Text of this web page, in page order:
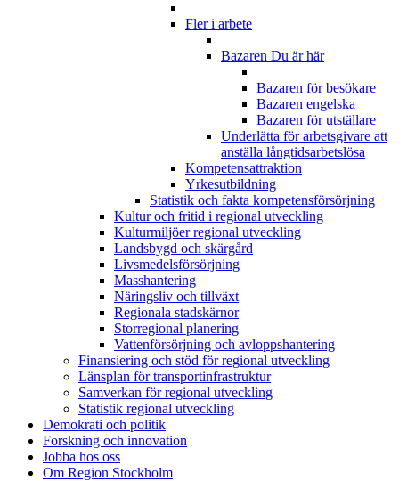
Fler i arbete
Bazaren Du är här
Bazaren för besökare
Bazaren engelska
Bazaren för utställare
Underlätta för arbetsgivare att
anställa långtidsarbetslösa
Kompetensattraktion
Yrkesutbildning
Statistik och fakta kompetensförsörjning
Kultur och fritid i regional utveckling
Kulturmiljöer regional utveckling
Landsbygd och skärgård
Livsmedelsförsörjning
Masshantering
Näringsliv och tillväxt
Regionala stadskärnor
Storregional planering
Vattenförsörjning och avloppshantering
Finansiering och stöd för regional utveckling
Länsplan för transportinfrastruktur
Samverkan för regional utveckling
Statistik regional utveckling
Demokrati och politik
Forskning och innovation
Jobba hos oss
Om Region Stockholm